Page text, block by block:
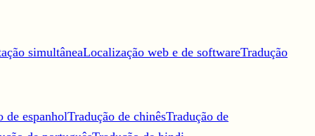
simultâneaLocalização web e de softwareTradução
de espanholTradução de chinêsTradução de